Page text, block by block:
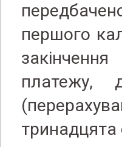
першого
платежу,